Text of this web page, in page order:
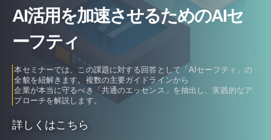
AI活用を加速させるためのAIセ
ーフティ
本セミナーでは、この課題に対する回答として「AIセーフティ」の
全貌を紐解きます。複数の主要ガイドラインから
企業が本当に守るべき「共通のエッセンス」を抽出し、実践的なア
プローチを解説します。
詳しくはこちら